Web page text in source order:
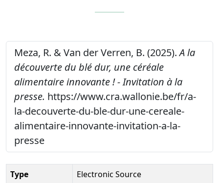
Meza, R. & Van der Verren, B. (2025).A la
découverte du blé dur, une céréale
alimentaire innovante ! - Invitation à la
presse. https://www.cra.wallonie.be/fr/a-
la-decouverte-du-ble-dur-une-cereale-
alimentaire-innovante-invitation-a-la-
presse
Type
Electronic Source